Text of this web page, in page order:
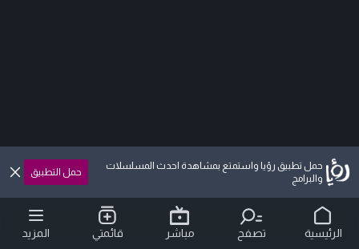
حمل تطبيق رؤيا واستمتع بمشاهدة احدث المسلسلات
والبرامج
حمل التطبيق
الرئيسية تصفح مباشر قائمتي المزيد